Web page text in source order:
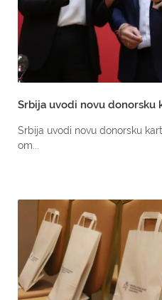
Srbija uvodi novu donorsku
Srbija uvodi novu donorsku
om...